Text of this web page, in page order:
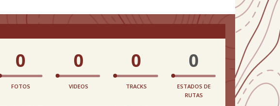
0
FOTOS
0
VIDEOS
0
TRACKS
0
ESTADOS DE
RUTAS